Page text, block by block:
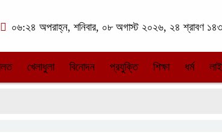
০৬:২৪ অপরাহ্ন, শনিবার, ০৮ অগাস্ট ২০২৬, ২৪ শ্রাবণ ১৪৩৩
খেলাধুলা বিনোদন প্রযুক্তি শিক্ষা ধর্ম